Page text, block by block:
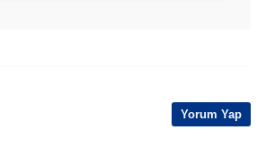
Yorum Yap